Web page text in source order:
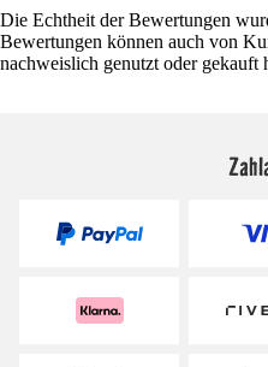
Die Echtheit der Bewertungen
Bewertungen können auch von
nachweislich genutzt oder gekauft